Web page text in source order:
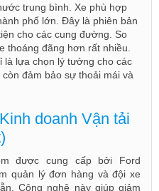
trung bình. Xe phù hợp
phố lớn. Đây là phiên bản
cho các cung đường. So
thoáng đãng hơn rất nhiều.
là lựa chọn lý tưởng cho các
đảm bảo sự thoải mái và
doanh Vận tải
được cung cấp bởi Ford
quản lý đơn hàng và đội xe
Công nghệ này giúp giảm